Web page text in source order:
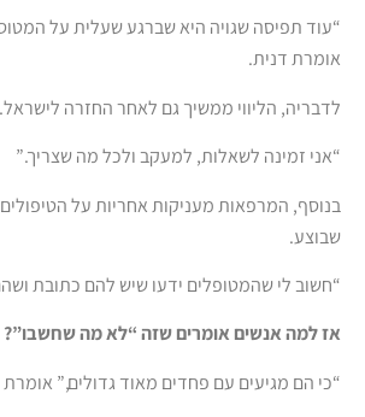
“עוד תפיסה שגויה היא שברגע שעלית על
אומרת דנית.
לדבריה, הליווי ממשיך גם לאחר החזרה לישראל.
“אני זמינה לשאלות, למעקב ולכל מה שצריך.”
בנוסף, המרפאות מעניקות אחריות על
שבוצע.
“חשוב לי שהמטופלים ידעו שיש להם כתובת
אז למה אנשים אומרים שזה “לא מה שחשבו”?
“כי הם מגיעים עם פחדים מאוד גדולים,” אומרת